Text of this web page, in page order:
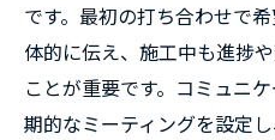
です。最初の打ち合わせで
体的に伝え、施工中も進捗
ことが重要です。コミュニ
期的なミーティングを設定